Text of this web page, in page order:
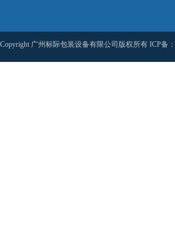
Copyright 广州标际包装设备有限公司版权所有 ICP备：